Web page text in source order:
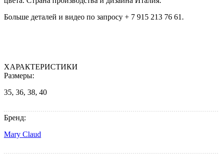
Больше деталей и видео по запросу + 7 915 213 76 61.
ХАРАКТЕРИСТИКИ
Размеры:
35, 36, 38, 40
Бренд:
Mary Claud